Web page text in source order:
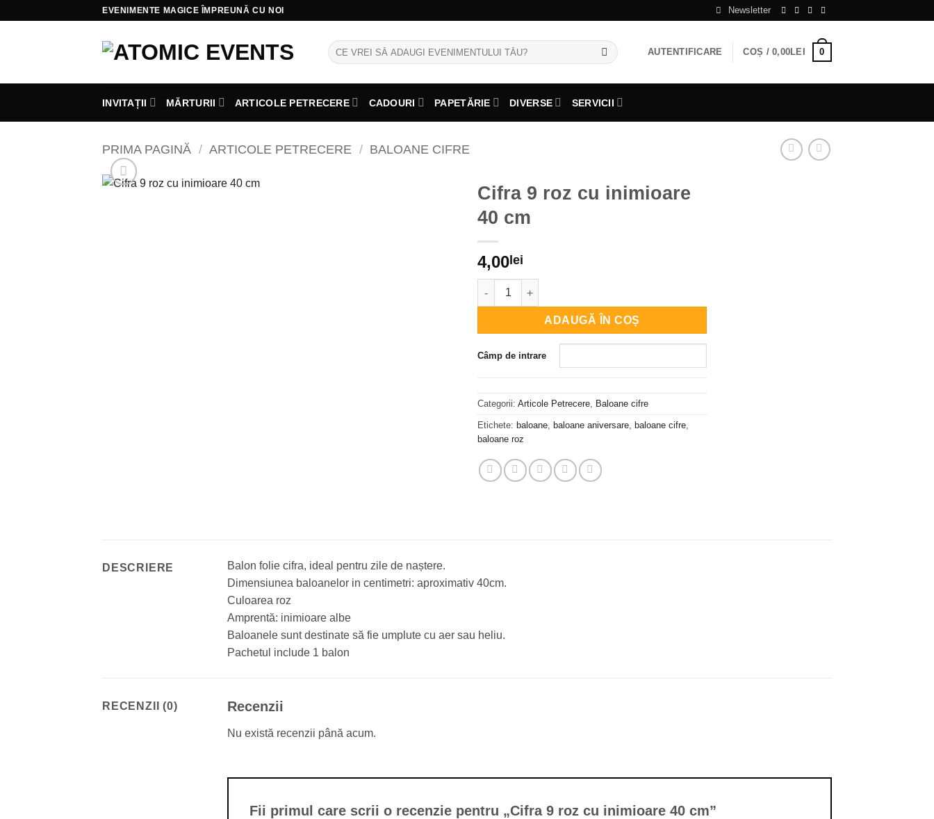
EVENIMENTE MAGICE ÎMPREUNĂ CU NOI Newsletter
Caută
după:
AUTENTIFICARE COȘ /0,00LEI 0
INVITAȚII MĂRTURII ARTICOLE PETRECERE CADOURI PAPETĂRIE DIVERSE SERVICII
PRIMA PAGINĂ / ARTICOLE PETRECERE / BALOANE CIFRE
Cifra 9 roz cu inimioare
40 cm
4,00 lei
Cantitate Cifra 9 roz cu inimioare 40 cm
ADAUGĂ ÎN COȘ
Câmp de intrare
Categorii: Articole Petrecere Baloane cifre
Etichete: baloane baloane aniversare baloane cifre
baloane roz
DESCRIERE
Balon folie cifra, ideal pentru zile de naștere.
Dimensiunea baloanelor in centimetri: aproximativ 40cm.
Culoarea roz
Amprentă: inimioare albe
Baloanele sunt destinate să fie umplute cu aer sau heliu.
Pachetul include 1 balon
RECENZII (0) Recenzii
Nu există recenzii până acum.
Fii primul care scrii o recenzie pentru „Cifra 9 roz cu inimioare 40 cm”